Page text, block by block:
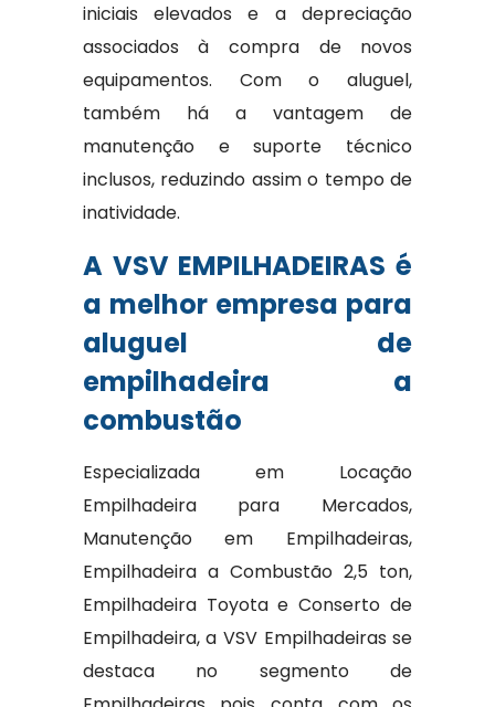
iniciais elevados e a depreciação
associados à compra de novos
equipamentos. Com o aluguel,
também há a vantagem de
manutenção e suporte técnico
inclusos, reduzindo assim o tempo de
inatividade.
A VSV EMPILHADEIRAS é
a melhor empresa para
aluguel de
empilhadeira a
combustão
Especializada em Locação
Empilhadeira para Mercados,
Manutenção em Empilhadeiras,
Empilhadeira a Combustão 2,5 ton,
Empilhadeira Toyota e Conserto de
Empilhadeira, a VSV Empilhadeiras se
destaca no segmento de